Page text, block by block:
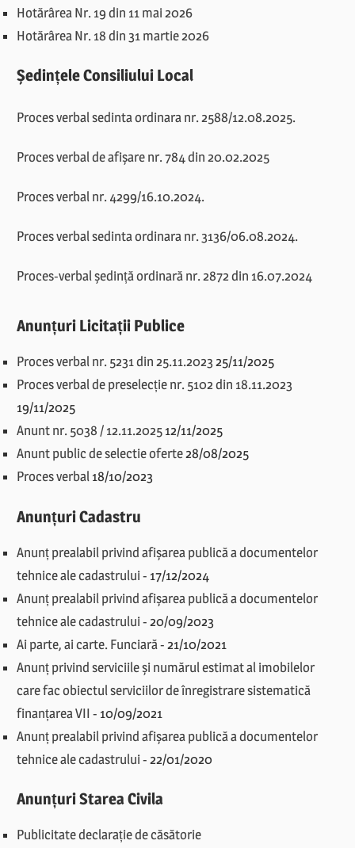
Hotărârea Nr. 19 din 11 mai 2026
Hotărârea Nr. 18 din 31 martie 2026
Ședințele Consiliului Local
Proces verbal sedinta ordinara nr. 2588/12.08.2025.
Proces verbal de afișare nr. 784 din 20.02.2025
Proces verbal nr. 4299/16.10.2024.
Proces verbal sedinta ordinara nr. 3136/06.08.2024.
Proces-verbal ședință ordinară nr. 2872 din 16.07.2024
Anunțuri Licitații Publice
Proces verbal nr. 5231 din 25.11.2023 25/11/2025
Proces verbal de preselecție nr. 5102 din 18.11.2023
19/11/2025
Anunt nr. 5038 / 12.11.2025 12/11/2025
Anunt public de selectie oferte28/08/2025
Proces verbal 18/10/2023
Anunțuri Cadastru
Anunț prealabil privind afișarea publică a documentelor
tehnice ale cadastrului- 17/12/2024
Anunț prealabil privind afișarea publică a documentelor
tehnice ale cadastrului-20/09/2023
Ai parte, ai carte. Funciară -21/10/2021
Anunț privind serviciile și numărul estimat al imobilelor
care fac obiectul serviciilor de înregistrare sistematică
finanțarea VII - 10/09/2021
Anunț prealabil privind afișarea publică a documentelor
tehnice ale cadastrului-22/01/2020
Anunțuri Starea Civila
Publicitate declarație de căsătorie